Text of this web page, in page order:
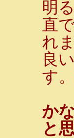
明
直
れ
良
す
か
と